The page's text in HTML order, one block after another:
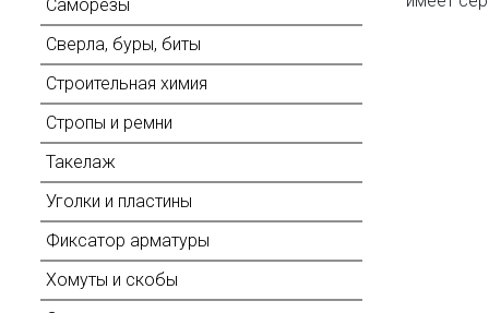
Саморезы
Сверла, буры, биты
Строительная химия
Стропы и ремни
Такелаж
Уголки и пластины
Фиксатор арматуры
Хомуты и скобы